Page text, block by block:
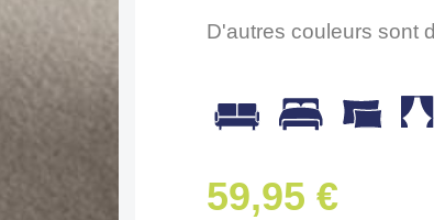
D'autres couleurs sont
59,95 €